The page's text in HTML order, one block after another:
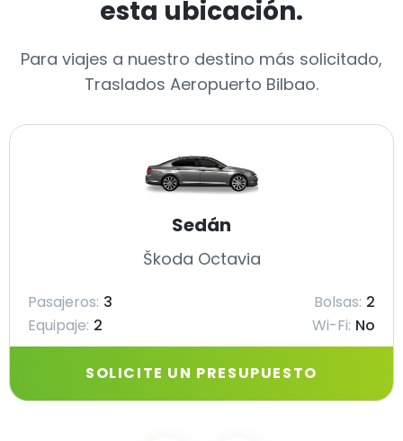
esta ubicación.
Para viajes a nuestro destino más solicitado,
Traslados Aeropuerto Bilbao.
Sedán
Škoda Octavia
Pasajeros: 3 Bolsas: 2
Equipaje: 2 Wi-Fi: No
SOLICITE UN PRESUPUESTO